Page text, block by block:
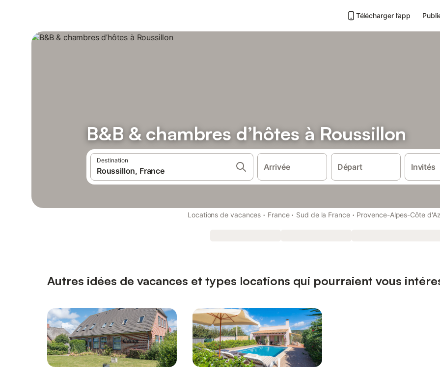
Télécharger l’app
B&B & chambres d’hôtes à Roussillon
Destination
Arrivée Départ Invités
Locations de vacances · France · Sud de la France · Provence-Alpes-Côte
Autres idées de vacances et types locations qui pourraient vous